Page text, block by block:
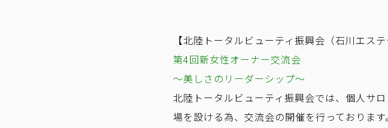
【北陸トータルビューティ振興会（石川エス
第4回新女性オーナー交流会
～美しさのリーダーシップ～
北陸トータルビューティ振興会では、個人サ
場を設ける為、交流会の開催を行っております。